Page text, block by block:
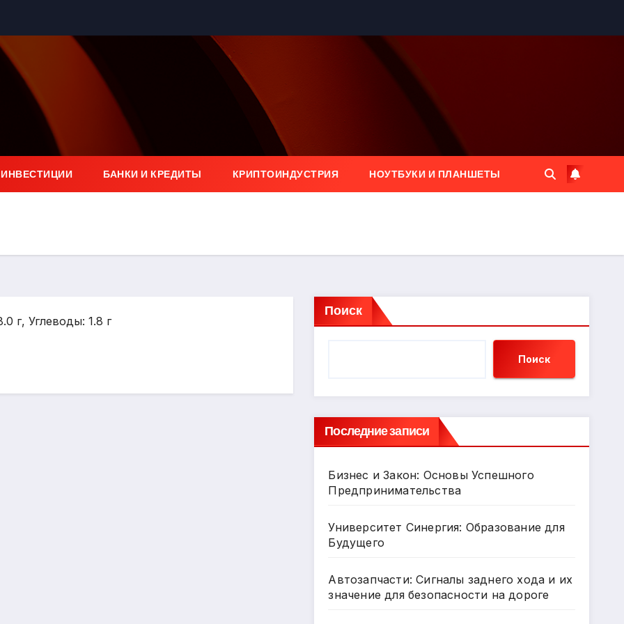
БАНКИ И КРЕДИТЫ КРИПТОИНДУСТРИЯ НОУТБУКИ И ПЛАНШЕТЫ
г, Углеводы: 1.8 г
Поиск
Поиск
Последние записи
Бизнес и Закон: Основы Успешного
Предпринимательства
Университет Синергия: Образование для
Будущего
Автозапчасти: Сигналы заднего хода и их
значение для безопасности на дороге